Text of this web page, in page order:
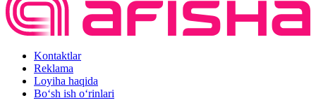
Kontaktlar
Reklama
Loyiha haqida
Bo‘sh ish o‘rinlari